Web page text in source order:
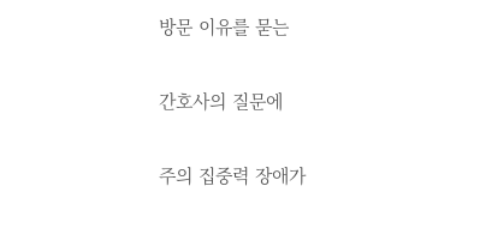
방문 이유를 묻는
간호사의 질문에
주의 집중력 장애가